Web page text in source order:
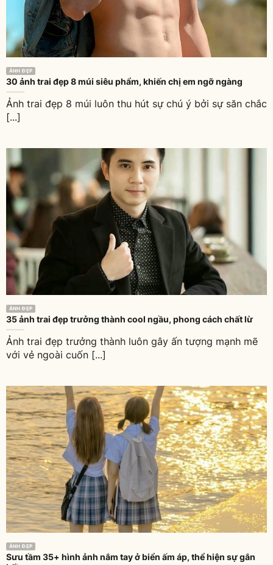
ẢNH ĐẸP
30 ảnh trai đẹp 8 múi siêu phẩm, khiến chị em ngỡ ngàng
Ảnh trai đẹp 8 múi luôn thu hút sự chú ý bởi sự săn chắc
[...]
ẢNH ĐẸP
35 ảnh trai đẹp trưởng thành cool ngầu, phong cách chất lừ
Ảnh trai đẹp trưởng thành luôn gây ấn tượng mạnh mẽ
với vẻ ngoài cuốn [...]
ẢNH ĐẸP
Sưu tầm 35+ hình ảnh nắm tay ở biển ấm áp, thể hiện sự gắn